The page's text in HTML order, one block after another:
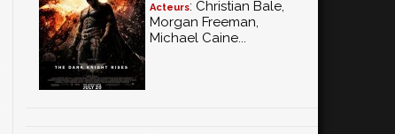
Acteurs: Christian Bale,
Morgan Freeman,
Michael Caine...